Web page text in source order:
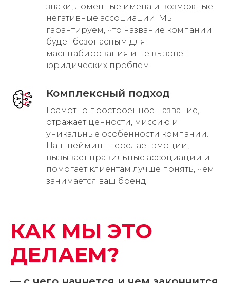
знаки, доменные имена и возможные
негативные ассоциации. Мы
гарантируем, что название компании
будет безопасным для
масштабирования и не вызовет
юридических проблем.
Комплексный подход
Грамотно простроенное название,
отражает ценности, миссию и
уникальные особенности компании.
Наш нейминг передает эмоции,
вызывает правильные ассоциации и
помогает клиентам лучше понять, чем
занимается ваш бренд.
КАК МЫ ЭТО
ДЕЛАЕМ?